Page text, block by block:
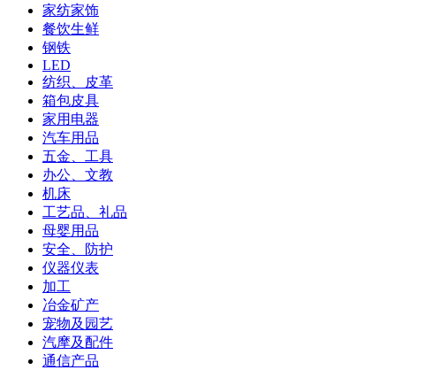
家纺家饰
餐饮生鲜
钢铁
LED
纺织、皮革
箱包皮具
家用电器
汽车用品
五金、工具
办公、文教
机床
工艺品、礼品
母婴用品
安全、防护
仪器仪表
加工
冶金矿产
宠物及园艺
汽摩及配件
通信产品